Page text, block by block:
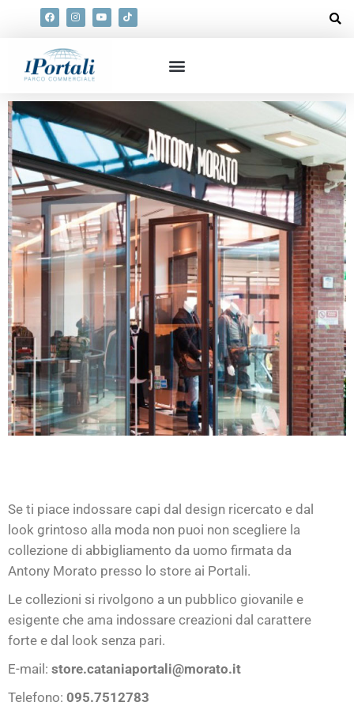
Se ti piace indossare capi dal design ricercato e dal
look grintoso alla moda non puoi non scegliere la
collezione di abbigliamento da uomo firmata da
Antony Morato presso lo store ai Portali.
Le collezioni si rivolgono a un pubblico giovanile e
esigente che ama indossare creazioni dal carattere
forte e dal look senza pari.
E-mail: store.cataniaportali@morato.it
Telefono: 095.7512783